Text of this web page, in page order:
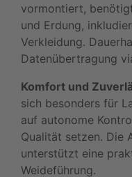
vormontiert,
und Erdung,
Verkleidung.
Datenübertragung
Komfort und
sich besonders für
auf autonome
Qualität setzen. Die
unterstützt eine
Weideführung.